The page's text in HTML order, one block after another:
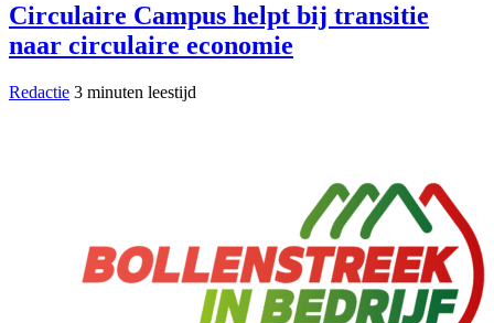
Circulaire Campus helpt bij transitie
naar circulaire economie
Redactie 3 minuten leestijd